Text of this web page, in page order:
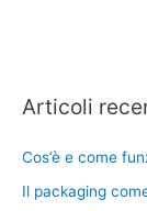
Articoli
Cos’è e come
Il packaging